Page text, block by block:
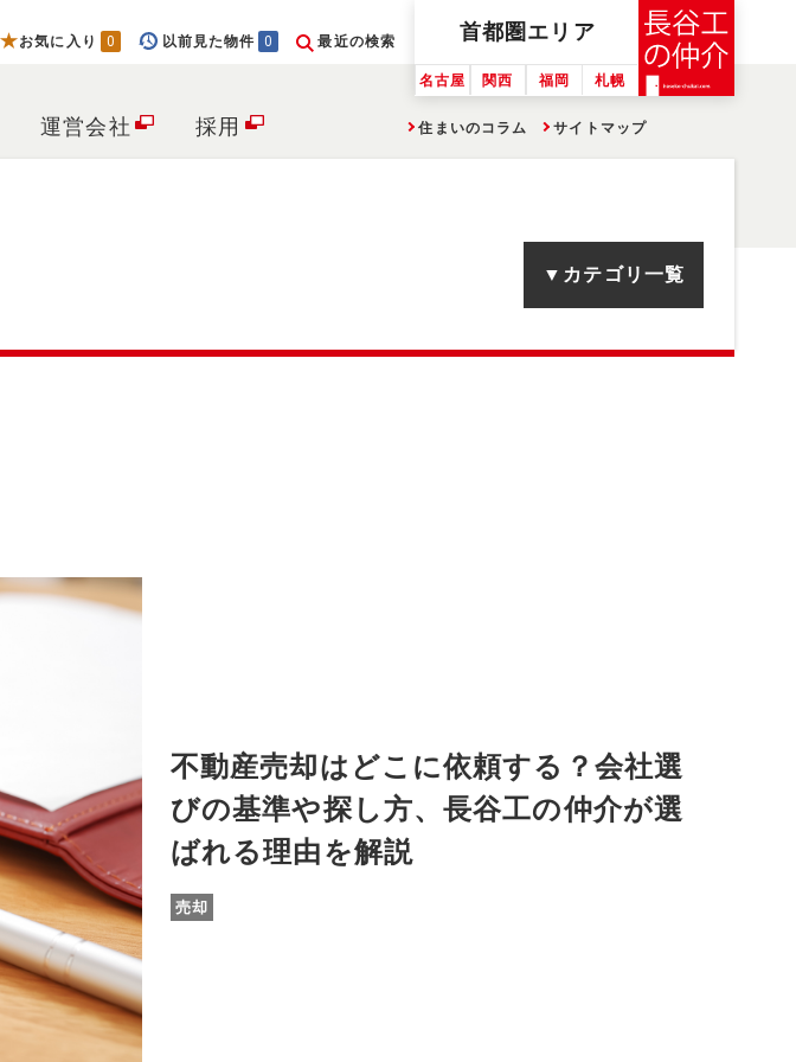
首都圏 エリア
名古屋 関西 福岡 札幌
お気に入り 0 以前見た物件 0 最近の検索
運営会社 採用 住まいのコラム サイトマップ
▼カテゴリ一覧
不動産売却はどこに依頼する？会社選
びの基準や探し方、長谷工の仲介が選
ばれる理由を解説
売却